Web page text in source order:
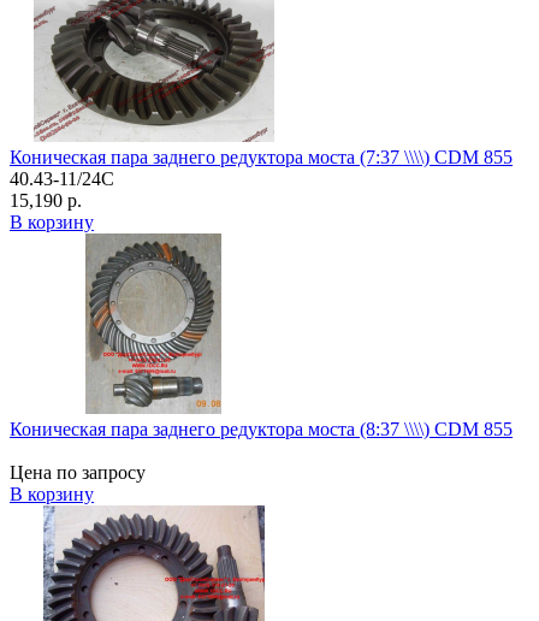
Коническая пара заднего редуктора моста (7:37 \\\\) CDM 855
40.43-11/24C
15,190 р.
В корзину
Коническая пара заднего редуктора моста (8:37 \\\\) CDM 855
Цена по запросу
В корзину